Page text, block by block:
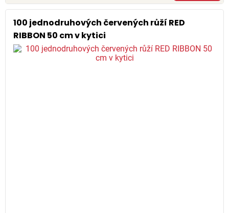
100 jednodruhových červených růží RED
RIBBON 50 cm v kytici